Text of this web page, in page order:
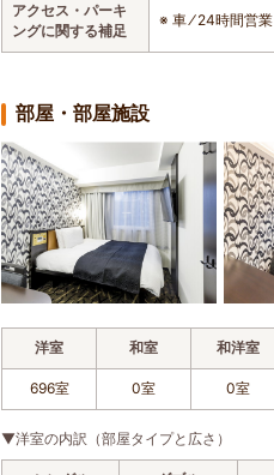
アクセス・パーキ
ングに関する補足
※ 車 ⁄ 24時間営業
部屋・部屋施設
洋室 和室 和洋室
696室 0室 0室
▼洋室の内訳（部屋タイプと広さ）